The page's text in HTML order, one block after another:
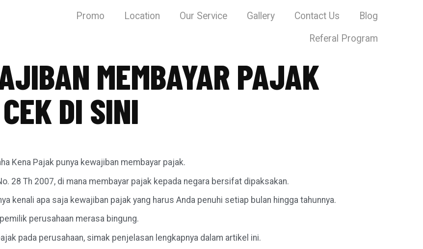
Promo Location Our Service Gallery Contact Us
Blog
Referal Program
MEMBAYAR PAJAK
DI SINI
Kena Pajak punya kewajiban membayar pajak.
28 Th 2007, di mana membayar pajak kepada negara bersifat dipaksakan.
kenali apa saja kewajiban pajak yang harus Anda penuhi setiap bulan hingga tahunnya.
perusahaan merasa bingung.
pada perusahaan, simak penjelasan lengkapnya dalam artikel ini.